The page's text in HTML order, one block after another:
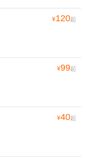
¥120起
¥99起
¥40起